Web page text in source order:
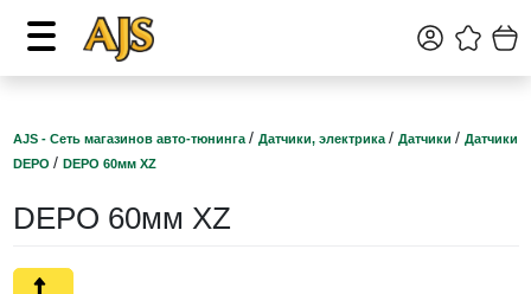
AJS - Сеть магазинов авто-тюнинга / Датчики, электрика / Датчики / Датчики
DEPO / DEPO 60мм XZ
DEPO 60мм XZ